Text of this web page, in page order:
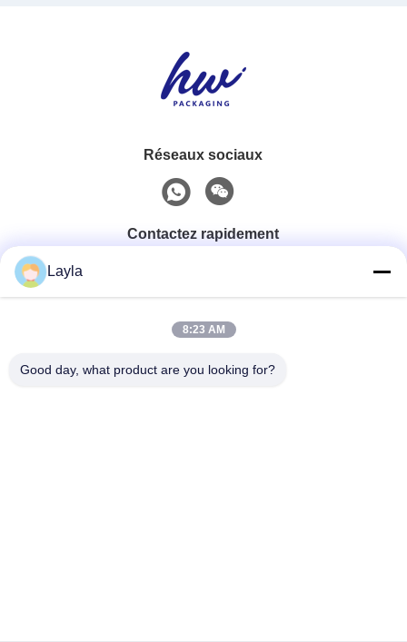
Réseaux sociaux
Contactez rapidement
0086-18688885859
Email
Layla
8:23 AM
Good day, what product are you looking for?